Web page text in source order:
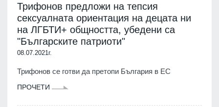
Трифонов предложи на тепсия
сексуалната ориентация на децата ни
на ЛГБТИ+ общността, убедени са
"Българските патриоти"
08.07.2021г.
Трифонов се готви да претопи България в ЕС
ПРОЧЕТИ